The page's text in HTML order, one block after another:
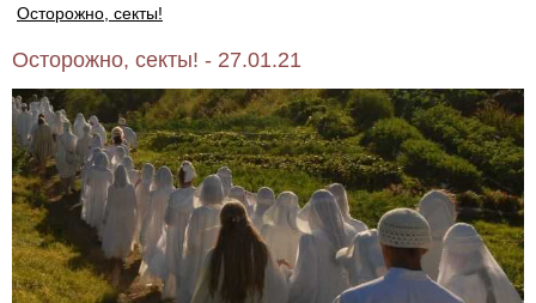
Осторожно, секты!
Осторожно, секты! - 27.01.21